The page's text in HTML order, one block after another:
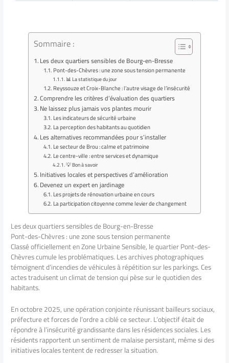
Sommaire :
Les deux quartiers sensibles de Bourg-en-Bresse
Pont-des-Chèvres : une zone sous tension permanente
📊 La statistique du jour
Reyssouze et Croix-Blanche : l’autre visage de l’insécurité
Comprendre les critères d’évaluation des quartiers
Ne laissez plus jamais vos plantes mourir
Les indicateurs de sécurité urbaine
La perception des habitants au quotidien
Les alternatives recommandées pour s’installer
Le secteur de Brou : calme et patrimoine
Le centre-ville : entre services et dynamique
💡 Bon à savoir
Initiatives locales et perspectives d’amélioration
Devenez un expert en jardinage
Les projets de rénovation urbaine en cours
La participation citoyenne comme levier de changement
Les deux quartiers sensibles de Bourg-en-Bresse
Pont-des-Chèvres : une zone sous tension permanente
Classé officiellement en Zone Urbaine Sensible, le quartier Pont-des-
Chèvres cumule les problématiques. Les archives photographiques
témoignent d’incendies de véhicules à répétition sur les parkings. Ces
actes traduisent un climat de tension qui pèse sur le quotidien des
habitants.
En octobre 2025, une opération conjointe réunissant bailleurs sociaux,
préfecture et forces de l’ordre a ciblé ce secteur. L’objectif était de
répondre à l’insécurité grandissante dans les résidences sociales. Les
résidents rapportent un sentiment de malaise persistant, même si des
initiatives locales tentent de redresser la situation.